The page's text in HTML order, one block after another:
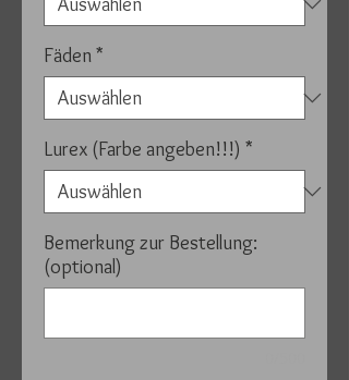
Fäden*
Lurex (Farbe angeben!!!) *
Bemerkung zur Bestellung:
(optional)